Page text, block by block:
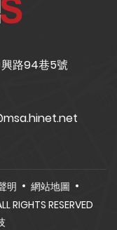
路94巷5號
明
網站地圖
RIGHTS RESERVED